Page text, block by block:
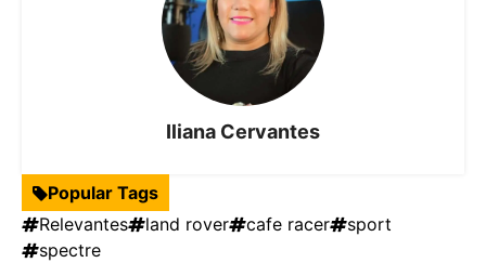
Iliana Cervantes
Popular Tags
Relevantes
land rover cafe racer
sport
spectre